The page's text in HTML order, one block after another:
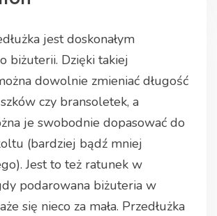
jest doskonałym
biżuterii. Dzięki takiej
dowolnie zmieniać długość
czy bransoletek, a
je swobodnie dopasować do
(bardziej bądź mniej
Jest to też ratunek w
podarowana biżuteria w
się nieco za mała. Przedłużka